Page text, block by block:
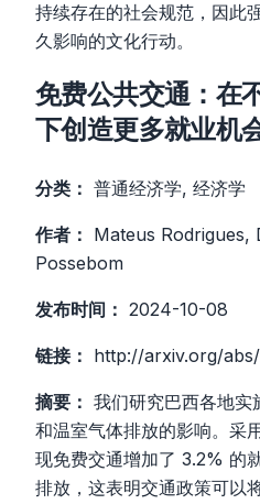
持续存在的社会规范，因此
久影响的文化行动。
免费公共交通：在
下创造更多就业机
分类： 普通经济学, 经济学
作者： Mateus Rodrigues,
Possebom
发布时间： 2024-10-08
链接： http://arxiv.org/
摘要： 我们研究巴西各地实
和温室气体排放的影响。采
现免费交通增加了 3.2% 的
排放，这表明交通政策可以